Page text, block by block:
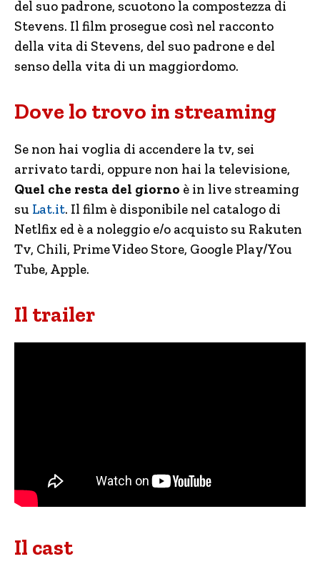
del suo padrone, scuotono la compostezza di
Stevens. Il film prosegue così nel racconto
della vita di Stevens, del suo padrone e del
senso della vita di un maggiordomo.
Dove lo trovo in streaming
Se non hai voglia di accendere la tv, sei
arrivato tardi, oppure non hai la televisione,
Quel che resta del giorno è in live streaming
su Lat.it. Il film è disponibile nel catalogo di
Netlfix ed è a noleggio e/o acquisto su Rakuten
Tv, Chili, Prime Video Store, Google Play/You
Tube, Apple.
Il trailer
Il cast